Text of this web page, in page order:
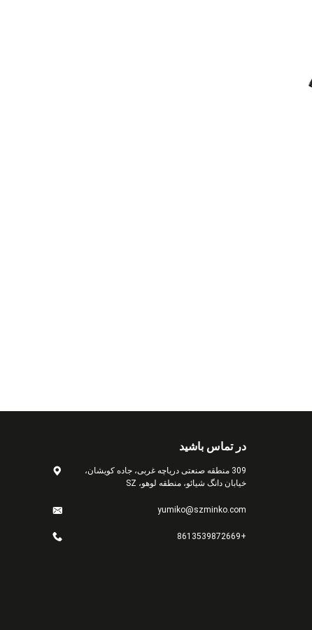
در تماس باشید
309 منطقه صنعتی دریاچه غربی، جاده کویشان،
خیابان دانگ شیائو، منطقه لوهو، SZ
yumiko@szminko.com
+8613539872669